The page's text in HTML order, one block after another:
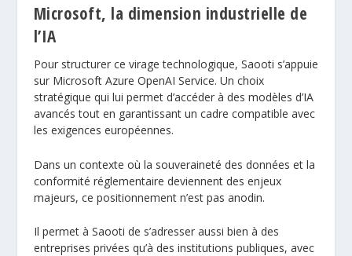
Microsoft, la dimension industrielle de
l’IA
Pour structurer ce virage technologique, Saooti s’appuie
sur Microsoft Azure OpenAI Service. Un choix
stratégique qui lui permet d’accéder à des modèles d’IA
avancés tout en garantissant un cadre compatible avec
les exigences européennes.
Dans un contexte où la souveraineté des données et la
conformité réglementaire deviennent des enjeux
majeurs, ce positionnement n’est pas anodin.
Il permet à Saooti de s’adresser aussi bien à des
entreprises privées qu’à des institutions publiques, avec